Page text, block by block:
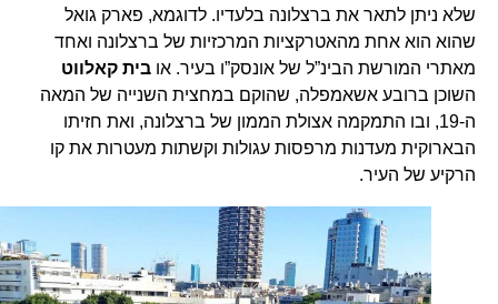
שלא ניתן לתאר את ברצלונה בלעדיו. לדוגמא, פארק גואל
שהוא הוא אחת מהאטרקציות המרכזיות של ברצלונה ואחד
מאתרי המורשת הבינ”ל של אונסק”ו בעיר. או בית קאלווט
השוכן ברובע אשאמפלה, שהוקם במחצית השנייה של המאה
ה-19, ובו התמקמה אצולת הממון של ברצלונה, ואת חזיתו
הבארוקית מעדנות מרפסות עגולות וקשתות מעטרות את קו
הרקיע של העיר.